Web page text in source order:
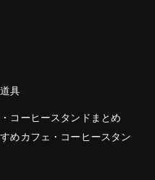
具
コーヒースタンドまとめ
めカフェ・コーヒースタン